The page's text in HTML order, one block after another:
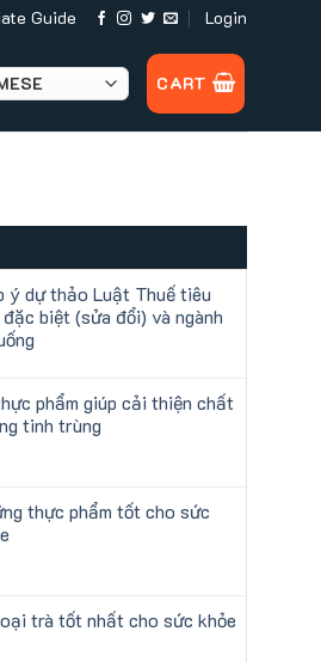
Guide Login
CART
ý dự thảo Luật Thuế tiêu
biệt (sửa đổi) và ngành
phẩm giúp cải thiện chất
tinh trùng
thực phẩm tốt cho sức
trà tốt nhất cho sức khỏe